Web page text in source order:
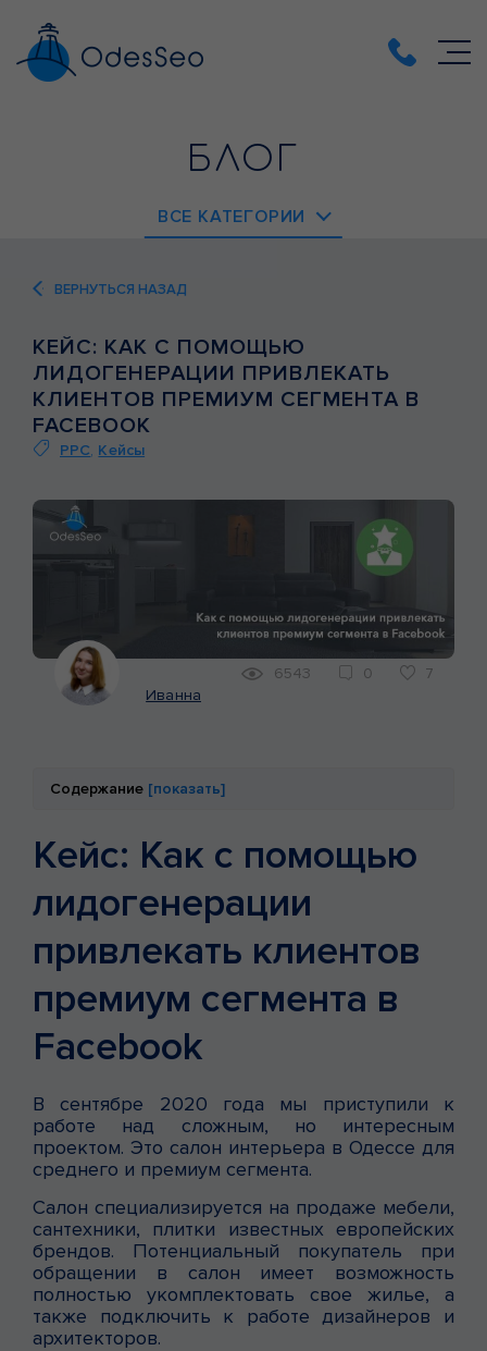
БЛОГ
ВСЕ КАТЕГОРИИ
SEO
SMM
ВЕРНУТЬСЯ НАЗАД
КЕЙС: КАК С ПОМОЩЬЮ
ЛИДОГЕНЕРАЦИИ ПРИВЛЕКАТЬ
КЛИЕНТОВ ПРЕМИУМ СЕГМЕНТА В
FACEBOOK
PPC, Кейсы
Иванна
6543 0 7
Содержание [показать]
Кейс: Как с помощью
лидогенерации
привлекать клиентов
премиум сегмента в
Facebook
В сентябре 2020 года мы приступили к
работе над сложным, но интересным
проектом. Это салон интерьера в Одессе для
среднего и премиум сегмента.
Салон специализируется на продаже мебели,
сантехники, плитки известных европейских
брендов. Потенциальный покупатель при
обращении в салон имеет возможность
полностью укомплектовать свое жилье, а
также подключить к работе дизайнеров и
архитекторов.